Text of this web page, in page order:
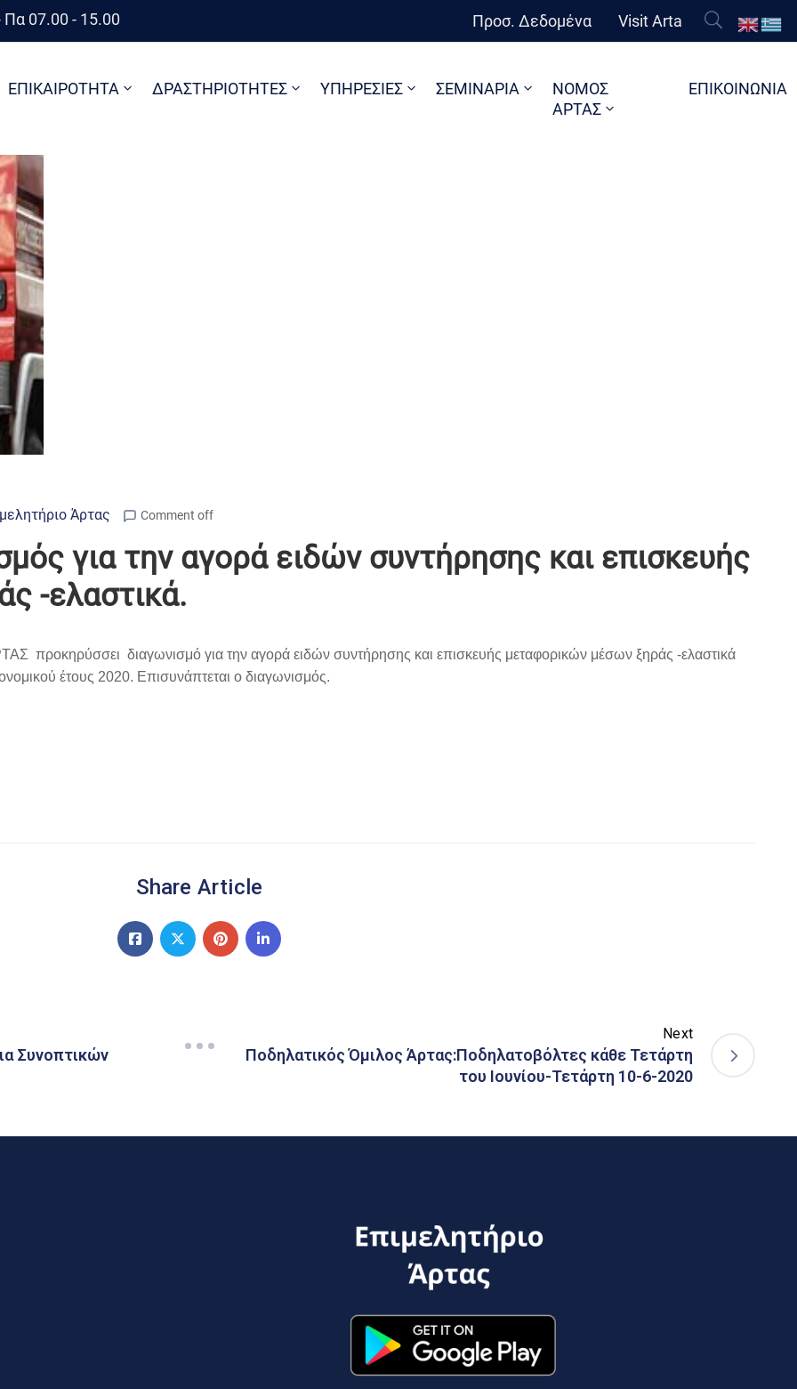
Πα 07.00 - 15.00 Προσ. Δεδομένα Visit Arta
ΕΠΙΚΑΙΡΟΤΗΤΑ ΔΡΑΣΤΗΡΙΟΤΗΤΕΣ ΥΠΗΡΕΣΙΕΣ ΣΕΜΙΝΑΡΙΑ
ΝΟΜΟΣ
ΑΡΤΑΣ
ΕΠΙΚΟΙΝΩΝΙΑ
Άρτας Comment off
για την αγορά ειδών συντήρησης και επισκευής
-ελαστικά.
προκηρύσσει διαγωνισμό για την αγορά ειδών συντήρησης και επισκευής μεταφορικών μέσων ξηράς -ελαστικά
έτους 2020. Επισυνάπτεται ο διαγωνισμός.
Share Article
Συνοπτικών
Next
Ποδηλατικός Όμιλος Άρτας:Ποδηλατοβόλτες κάθε Τετάρτη
του Ιουνίου-Τετάρτη 10-6-2020